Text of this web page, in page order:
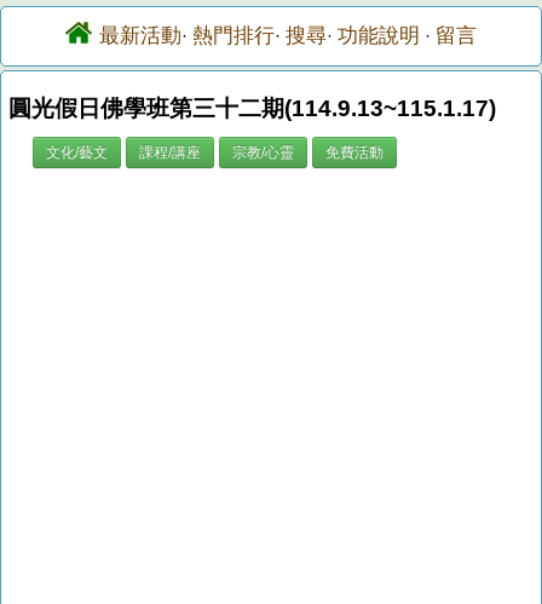
最新活動· 熱門排行· 搜尋· 功能說明 · 留言
圓光假日佛學班第三十二期(114.9.13~115.1.17)
文化/藝文 課程/講座 宗教/心靈 免費活動